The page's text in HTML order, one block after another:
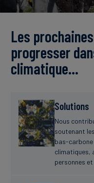
Les
progresser
climatique…
Solutions
Nous
soutenant
bas-carbone
climatiques,
personnes et